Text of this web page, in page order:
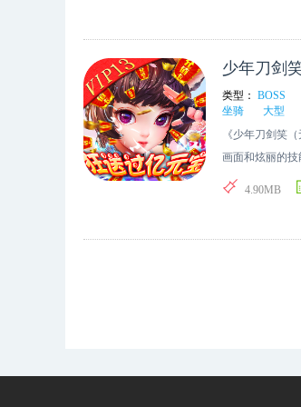
少年刀剑
类型： BOSS
坐骑
大型
《少年刀剑笑
画面和炫丽的
验。打不尽的
而有一天，这
4.90MB